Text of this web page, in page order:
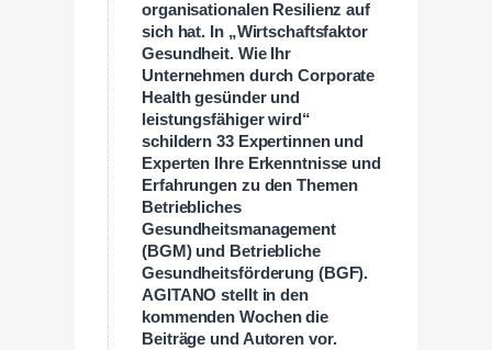
organisationalen Resilienz auf
sich hat. In „Wirtschaftsfaktor
Gesundheit. Wie Ihr
Unternehmen durch Corporate
Health gesünder und
leistungsfähiger wird“
schildern 33 Expertinnen und
Experten Ihre Erkenntnisse und
Erfahrungen zu den Themen
Betriebliches
Gesundheitsmanagement
(BGM) und Betriebliche
Gesundheitsförderung (BGF).
AGITANO stellt in den
kommenden Wochen die
Beiträge und Autoren vor.